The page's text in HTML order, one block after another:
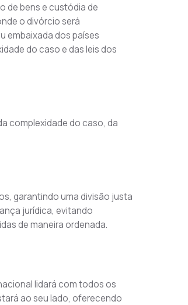
de bens e custódia de
o divórcio será
embaixada dos países
do caso e das leis dos
complexidade do caso, da
garantindo uma divisão justa
jurídica, evitando
de maneira ordenada.
lidará com todos os
ao seu lado, oferecendo